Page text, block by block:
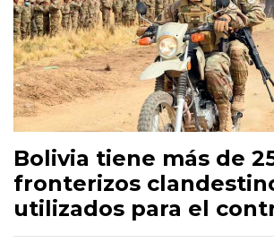
Bolivia tiene más de
fronterizos
utilizados para el